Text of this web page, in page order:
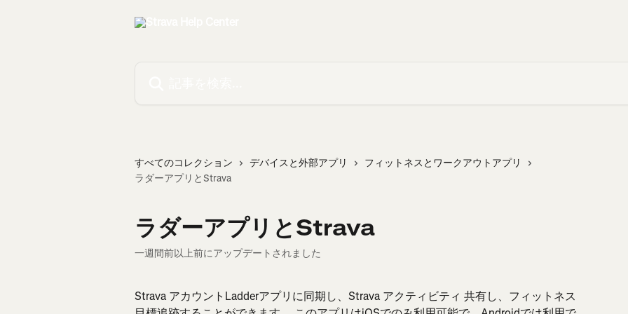
すべてのコレクション デバイスと外部アプリ
フィットネスとワークアウトアプリ
ラダーアプリとStrava
ラダーアプリとStrava
一週間前以上前にアップデートされました
Strava アカウントLadderアプリに同期し、Strava アクティビティ 共有し、フィットネス